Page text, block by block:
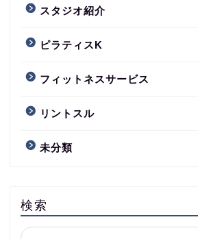
スタジオ紹介
ピラティスK
フィットネスサービス
リントスル
未分類
検索